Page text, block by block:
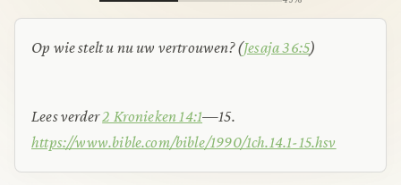
Op wie stelt u nu uw vertrouwen? (Jesaja 36:5)
Lees verder2 Kronieken 14:1—15.
https://www.bible.com/bible/1990/1ch.14.1-15.hsv